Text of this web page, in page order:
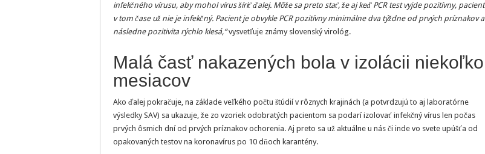
infekčného vírusu, aby mohol vírus šíriť ďalej. Môže sa preto stať, že aj keď PCR test vyjde pozitívny, pacient
v tom čase už nie je infekčný. Pacient je obvykle PCR pozitívny minimálne dva týždne od prvých príznakov a
následne pozitivita rýchlo klesá,“vysvetľuje známy slovenský virológ.
Malá časť nakazených bola v izolácii niekoľko
mesiacov
Ako ďalej pokračuje, na základe veľkého počtu štúdií v rôznych krajinách (a potvrdzujú to aj laboratórne
výsledky SAV) sa ukazuje, že zo vzoriek odobratých pacientom sa podarí izolovať infekčný vírus len počas
prvých ôsmich dní od prvých príznakov ochorenia. Aj preto sa už aktuálne u nás či inde vo svete upúšťa od
opakovaných testov na koronavírus po 10 dňoch karantény.